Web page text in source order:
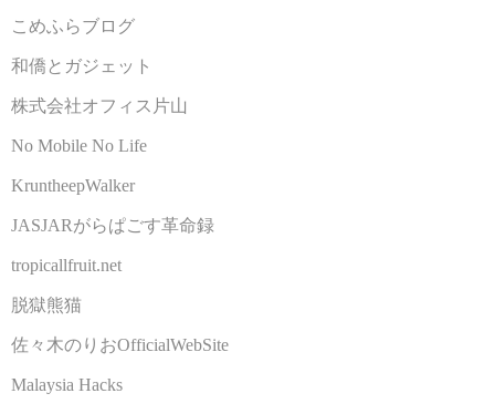
こめふらブログ
和僑とガジェット
株式会社オフィス片山
No Mobile No Life
KruntheepWalker
JASJARがらぱごす革命録
tropicallfruit.net
脱獄熊猫
佐々木のりおOfficialWebSite
Malaysia Hacks